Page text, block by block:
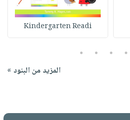
Kindergarten Readi
2
3
4
5
المزيد من البنود »